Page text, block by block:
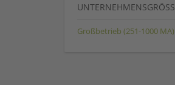
UNTERNEHMENSGRÖSSE
Großbetrieb (251-1000 MA)